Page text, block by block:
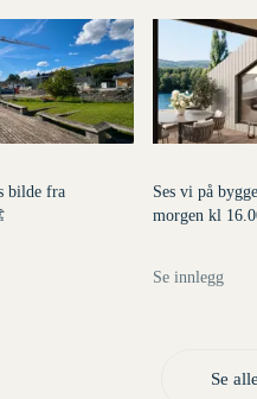
til et innlegg.
bilde fra
Dette er en
Ses vi på
morgen kl
Se innlegg
Se